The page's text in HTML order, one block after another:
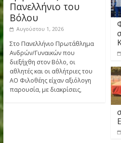
Αρχείο Ενημέρωση
Αργυρό μετάλλιο η
Στεφανίδη, καλές
εμφανίσεις στο
Πανελλήνιο του
Βόλου
Αυγούστου 1, 2026